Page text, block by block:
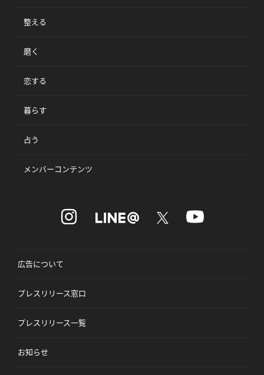
整える
磨く
恋する
暮らす
占う
メンバーコンテンツ
広告について
プレスリリース窓口
プレスリリース一覧
お知らせ